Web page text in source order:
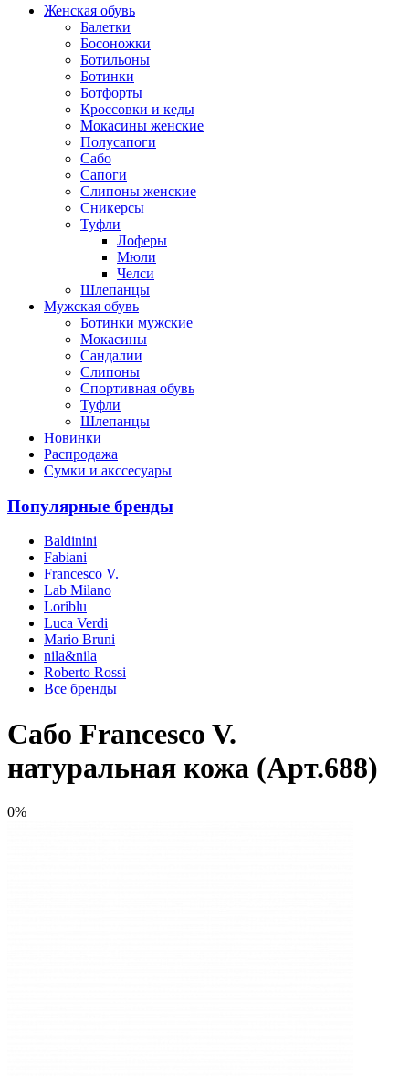
Женская обувь
Балетки
Босоножки
Ботильоны
Ботинки
Ботфорты
Кроссовки и кеды
Мокасины женские
Полусапоги
Сабо
Сапоги
Слипоны женские
Сникерсы
Туфли
Лоферы
Мюли
Челси
Шлепанцы
Мужская обувь
Ботинки мужские
Мокасины
Сандалии
Слипоны
Спортивная обувь
Туфли
Шлепанцы
Новинки
Распродажа
Сумки и акссесуары
Популярные бренды
Baldinini
Fabiani
Francesco V.
Lab Milano
Loriblu
Luca Verdi
Mario Bruni
nila&nila
Roberto Rossi
Все бренды
Сабо Francesco V.
натуральная кожа (Арт.688)
0%